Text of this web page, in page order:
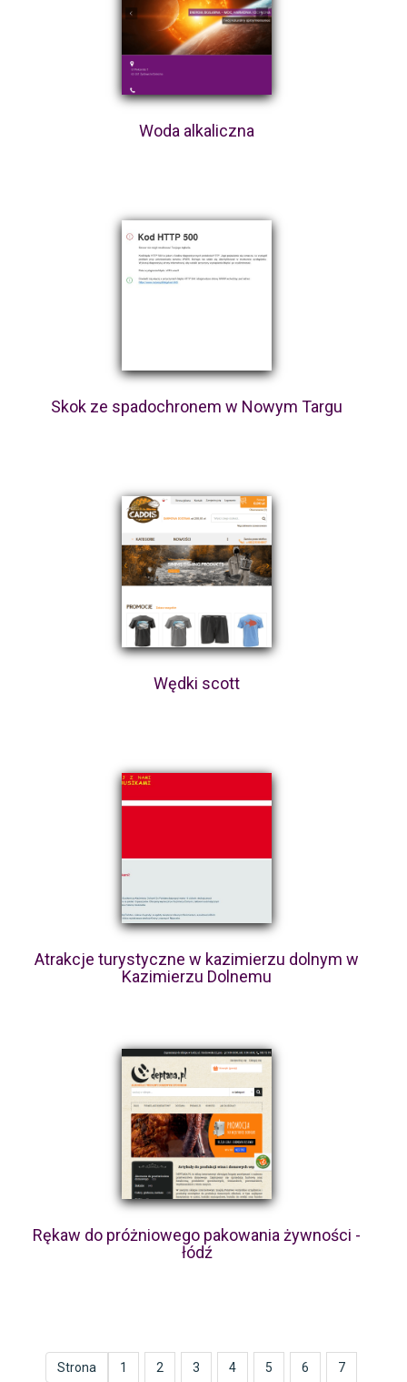
Woda alkaliczna
Skok ze spadochronem w Nowym Targu
Wędki scott
Atrakcje turystyczne w kazimierzu dolnym w
Kazimierzu Dolnemu
Rękaw do próżniowego pakowania żywności -
łódź
Strona 1 2 3 4 5 6 7